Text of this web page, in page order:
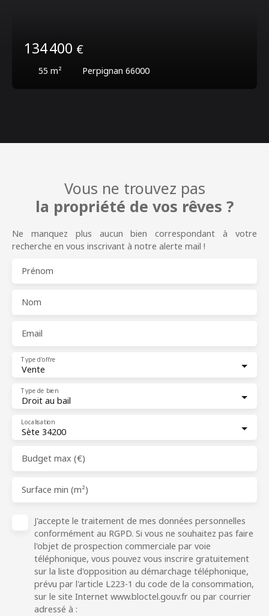
134 400 €
55 m² Perpignan 66000
Vous ne trouvez pas
la propriété de vos rêves ?
Ne manquez plus aucun bien correspondant à votre
recherche en vous inscrivant à notre alerte mail !
Prénom
Nom
Email
Vente
Type d'offre
Droit au bail
Type de bien
Sète 34200
Localisation
Budget max (€)
Surface min (m²)
J'accepte le traitement de mes données personnelles
conformément au RGPD. Si vous ne souhaitez pas faire
l'objet de prospection commerciale par voie
téléphonique, vous pouvez vous inscrire gratuitement
sur la liste d'opposition au démarchage téléphonique,
prévu par l'article L223-1 du code de la consommation,
sur le site Internet www.bloctel.gouv.fr ou par courrier
adressé à :